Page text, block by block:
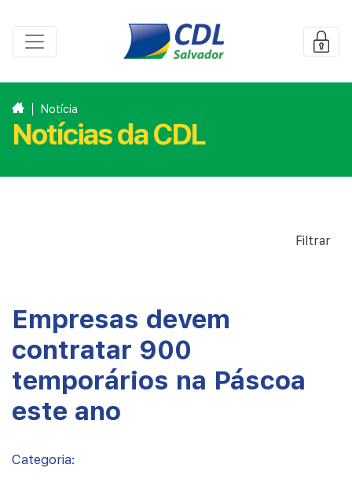
Notícia
Notícias da CDL
Filtrar
Empresas devem
contratar 900
temporários na Páscoa
este ano
Categoria: